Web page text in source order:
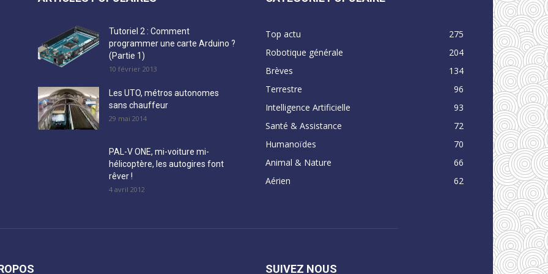
Tutoriel 2 : Comment
programmer une carte Arduino ?
(Partie 1)
10 février 2013
Les UTO, métros autonomes
sans chauffeur
29 mai 2014
PAL-V ONE, mi-voiture mi-
hélicoptère, les autogires font
rêver !
4 avril 2012
Top actu
275
Robotique générale
204
Brèves
134
Terrestre
96
Intelligence Artificielle
93
Santé & Assistance
72
Humanoïdes
70
Animal & Nature
66
Aérien
62
SUIVEZ NOUS